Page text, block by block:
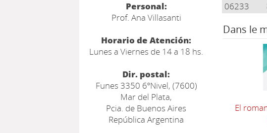
06233
Dans le
El
Personal:
Prof. Ana Villasanti
Horario de Atención:
Lunes a Viernes de 14 a 18 hs.
Dir. postal:
Funes 3350 6ºNivel, (7600)
Mar del Plata,
Pcia. de Buenos Aires
República Argentina